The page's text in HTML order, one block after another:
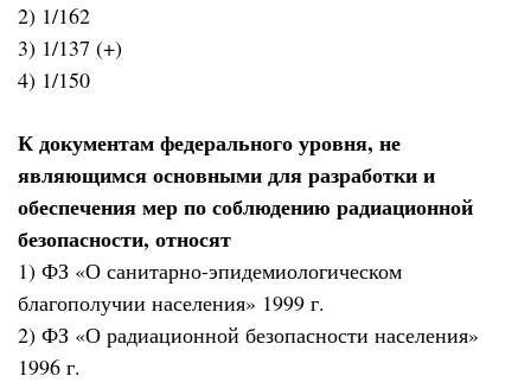
2) 1/162
3) 1/137 (+)
4) 1/150
К документам федерального уровня, не
являющимся основными для разработки и
обеспечения мер по соблюдению радиационной
безопасности, относят
1) ФЗ «О санитарно-эпидемиологическом
благополучии населения» 1999 г.
2) ФЗ «О радиационной безопасности населения»
1996 г.